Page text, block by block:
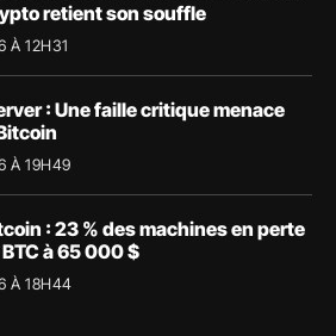
retient son souffle
À 12H31
: Une faille critique menace
À 19H49
: 23 % des machines en perte
à 65 000 $
À 18H44